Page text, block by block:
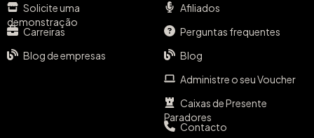
Solicite uma
demonstração
Carreiras
Blog de empresas
Afiliados
Perguntas frequentes
Blog
Administre o seu Voucher
Caixas de Presente
Paradores
Contacto